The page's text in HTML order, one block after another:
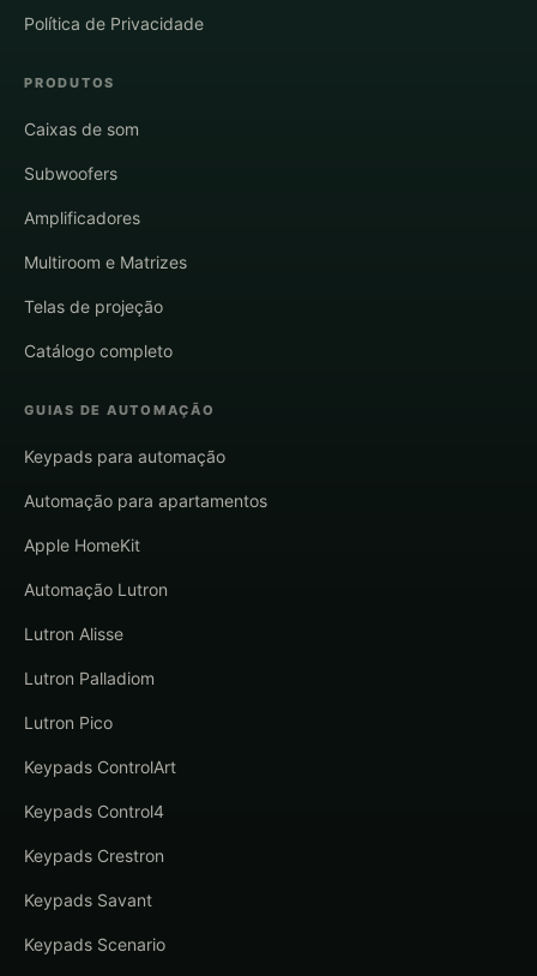
Política de Privacidade
PRODUTOS
Caixas de som
Subwoofers
Amplificadores
Multiroom e Matrizes
Telas de projeção
Catálogo completo
GUIAS DE AUTOMAÇÃO
Keypads para automação
Automação para apartamentos
Apple HomeKit
Automação Lutron
Lutron Alisse
Lutron Palladiom
Lutron Pico
Keypads ControlArt
Keypads Control4
Keypads Crestron
Keypads Savant
Keypads Scenario